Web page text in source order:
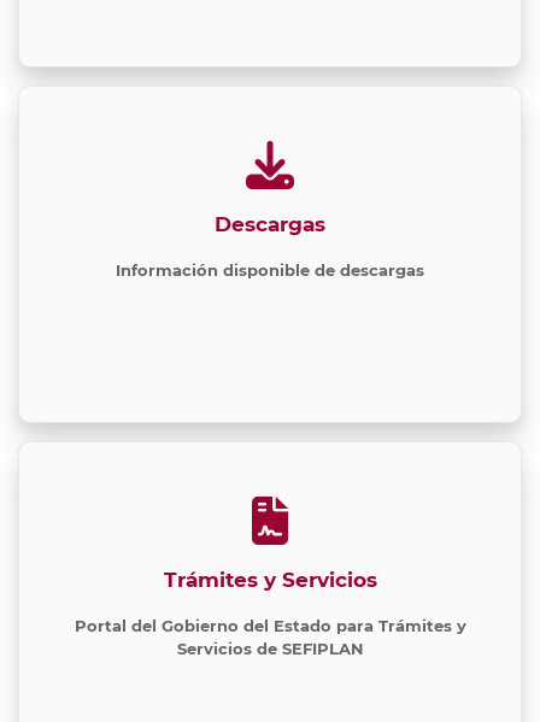
Descargas
Información disponible de descargas
Trámites y Servicios
Portal del Gobierno del Estado para Trámites y
Servicios de SEFIPLAN